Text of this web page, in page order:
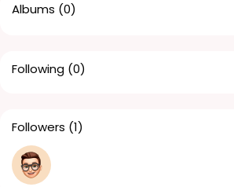
Albums (0)
Following (0)
Followers (1)